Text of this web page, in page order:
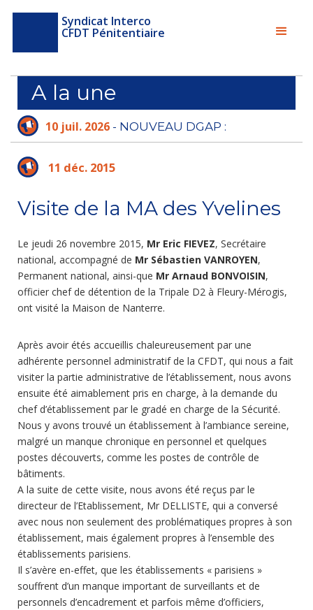
Syndicat Interco
CFDT Pénitentiaire
A la une
10 juil. 2026 - NOUVEAU DGAP :
L'ADMINISTRATION PÉNITENTIAIRE N'A PLUS
LE TEMPS D'ATTENDRE
11 déc. 2015
Visite de la MA des Yvelines
Le jeudi 26 novembre 2015, Mr Eric FIEVEZ, Secrétaire
national, accompagné de Mr Sébastien VANROYEN,
Permanent national, ainsi-que Mr Arnaud BONVOISIN,
officier chef de détention de la Tripale D2 à Fleury-Mérogis,
ont visité la Maison de Nanterre.
Après avoir étés accueillis chaleureusement par une
adhérente personnel administratif de la CFDT, qui nous a fait
visiter la partie administrative de l’établissement, nous avons
ensuite été aimablement pris en charge, à la demande du
chef d’établissement par le gradé en charge de la Sécurité.
Nous y avons trouvé un établissement à l’ambiance sereine,
malgré un manque chronique en personnel et quelques
postes découverts, comme les postes de contrôle de
bâtiments.
A la suite de cette visite, nous avons été reçus par le
directeur de l’Etablissement, Mr DELLISTE, qui a conversé
avec nous non seulement des problématiques propres à son
établissement, mais également propres à l’ensemble des
établissements parisiens.
Il s’avère en-effet, que les établissements « parisiens »
souffrent d’un manque important de surveillants et de
personnels d’encadrement et parfois même d’officiers,